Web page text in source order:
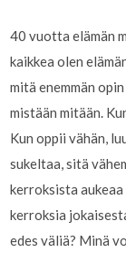
40 vuotta elämän
kaikkea olen
mitä enemmän
mistään mitään.
Kun oppii vähän,
sukeltaa, sitä
kerroksista
kerroksia
edes väliä? Minä